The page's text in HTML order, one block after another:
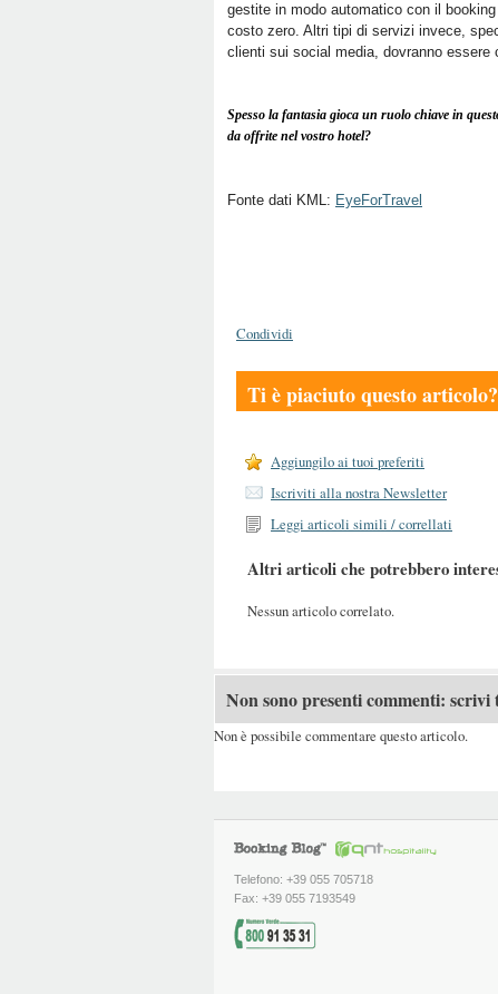
gestite in modo automatico con il
costo zero. Altri tipi di servizi invece,
clienti sui social media, dovranno essere
Spesso la fantasia gioca un ruolo chiave in
da offrite nel vostro hotel?
Fonte dati KML: EyeForTravel
Condividi
Ti è piaciuto questo articolo?
Aggiungilo ai tuoi preferiti
Iscriviti alla nostra Newsletter
Leggi articoli simili / correllati
Altri articoli che potrebbero
Nessun articolo correlato.
Non sono presenti commenti:
Non è possibile commentare questo articolo.
Telefono: +39 055 705718
Fax: +39 055 7193549